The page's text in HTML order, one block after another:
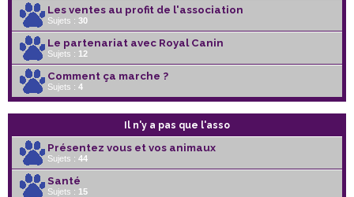
Les ventes au profit de l'association
Sujets : 30
Le partenariat avec Royal Canin
Sujets : 12
Comment ça marche ?
Sujets : 4
Il n'y a pas que l'asso
Présentez vous et vos animaux
Sujets : 44
Santé
Sujets : 15